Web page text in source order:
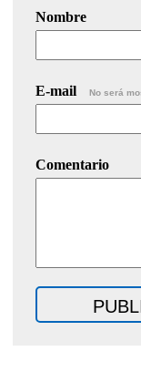
Nombre
E-mail No será
Comentario